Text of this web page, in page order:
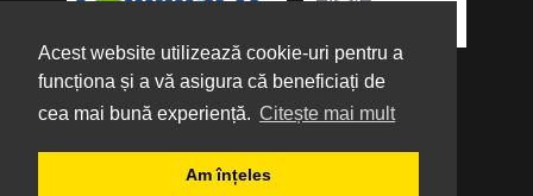
Acest website utilizează cookie-uri pentru a
funcționa și a vă asigura că beneficiați de
cea mai bună experiență. Citește mai mult
Am înțeles
Despre noi | Parteneri